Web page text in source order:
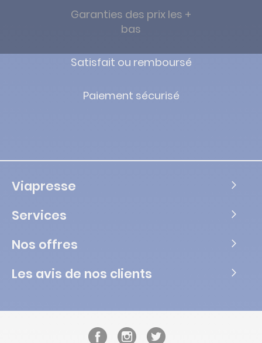
Garanties des prix les +
bas
Satisfait ou remboursé
Paiement sécurisé
Viapresse
Services
Nos offres
Les avis de nos clients